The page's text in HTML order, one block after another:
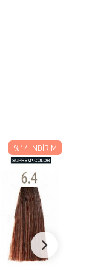
EKLE
%14 İNDIRIM